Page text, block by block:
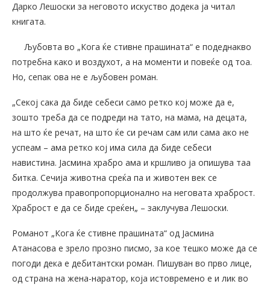
Дарко Лешоски за неговото искуство додека ја читал
книгата.
Љубовта во „Кога ќе стивне прашината“ е подеднакво
потребна како и воздухот, а на моменти и повеќе од тоа.
Но, сепак ова не е љубовен роман.
„Секој сака да биде себеси само ретко кој може да е,
зошто треба да се подреди на тато, на мама, на децата,
на што ќе речат, на што ќе си речам сам или сама ако не
успеам – ама ретко кој има сила да биде себеси
навистина. Јасмина храбро ама и кршливо ја опишува таа
битка. Сечија животна среќа па и животен век се
продолжува правопропорционално на неговата храброст.
Храброст е да се биде среќен„ – заклучува Лешоски.
Романот „Кога ќе стивне прашината“ од Јасмина
Атанасова е зрело прозно писмо, за кое тешко може да се
погоди дека е дебитантски роман. Пишуван во прво лице,
од страна на жена-наратор, која истовремено е и лик во